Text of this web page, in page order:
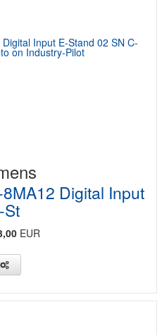
Digital Input
St
EUR